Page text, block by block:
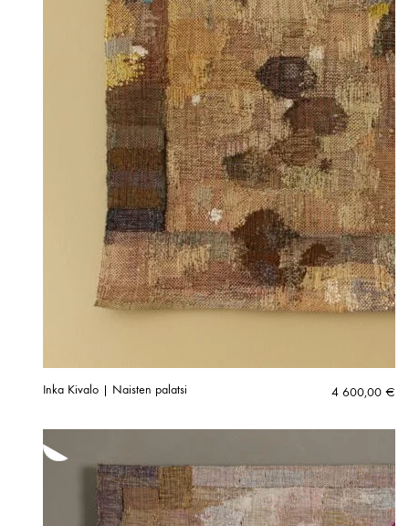
Inka Kivalo | Naisten palatsi 4 600,00 €